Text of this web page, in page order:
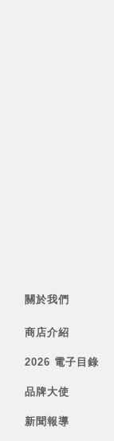
關於我們
商店介紹
2026 電子目錄
品牌大使
新聞報導